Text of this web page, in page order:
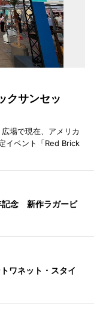
クサンセッ
場で現在、アメリカ
イベント「Red Brick
記念 新作ラガービ
ワネット・スタイ